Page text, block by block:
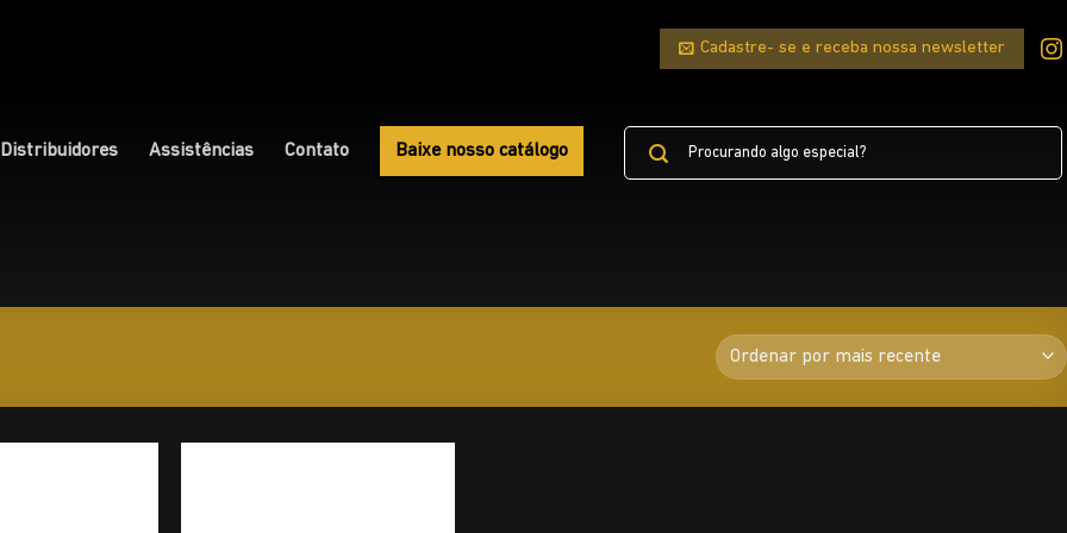
Cadastre- se e receba nossa newsletter
Distribuidores Assistências Contato Baixe nosso catálogo
Pesquisar